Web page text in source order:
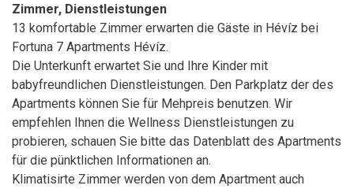
Zimmer, Dienstleistungen
13 komfortable Zimmer erwarten die Gäste in Hévíz bei
Fortuna 7 Apartments Hévíz.
Die Unterkunft erwartet Sie und Ihre Kinder mit
babyfreundlichen Dienstleistungen. Den Parkplatz der des
Apartments können Sie für Mehpreis benutzen. Wir
empfehlen Ihnen die Wellness Dienstleistungen zu
probieren, schauen Sie bitte das Datenblatt des Apartments
für die pünktlichen Informationen an.
Klimatisirte Zimmer werden von dem Apartment auch